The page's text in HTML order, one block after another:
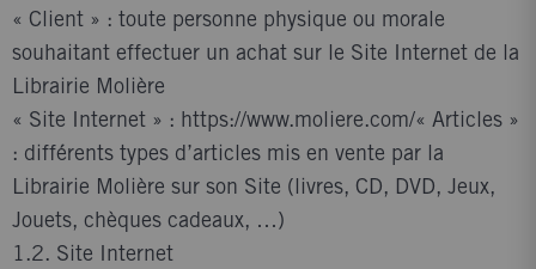
« Client » : toute personne physique ou morale
souhaitant effectuer un achat sur le Site Internet de la
Librairie Molière
« Site Internet » : https://www.moliere.com/« Articles »
: différents types d’articles mis en vente par la
Librairie Molière sur son Site (livres, CD, DVD, Jeux,
Jouets, chèques cadeaux, …)
1.2. Site Internet